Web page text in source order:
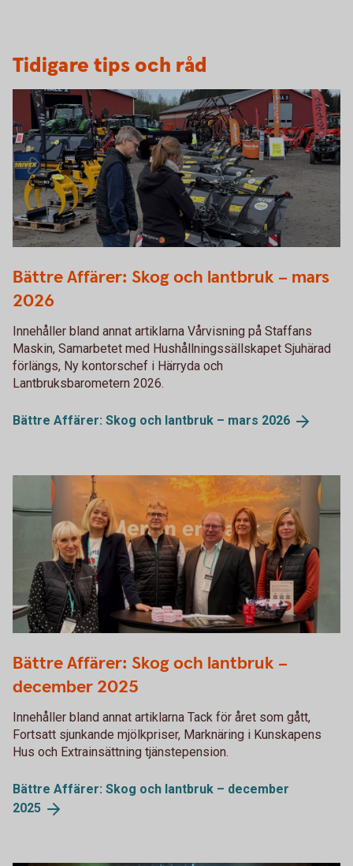
Tidigare tips och råd
Bättre Affärer: Skog och lantbruk – mars
2026
Innehåller bland annat artiklarna Vårvisning på Staffans
Maskin, Samarbetet med Hushållningssällskapet Sjuhärad
förlängs, Ny kontorschef i Härryda och
Lantbruksbarometern 2026.
Bättre Affärer: Skog och lantbruk – mars 2026
Bättre Affärer: Skog och lantbruk –
december 2025
Innehåller bland annat artiklarna Tack för året som gått,
Fortsatt sjunkande mjölkpriser, Marknäring i Kunskapens
Hus och Extrainsättning tjänstepension.
Bättre Affärer: Skog och lantbruk – december
2025